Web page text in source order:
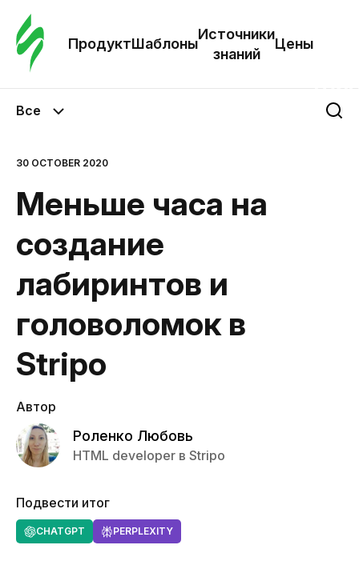
ПродуктШаблоны
Источники
знаний
Цены
Все
30 OCTOBER 2020
Меньше часа на
создание
лабиринтов и
головоломок в
Stripo
Автор
Роленко Любовь
HTML developer в Stripo
Подвести итог
CHATGPT PERPLEXITY